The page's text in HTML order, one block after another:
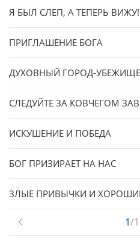
Я БЫЛ СЛЕП, А ТЕПЕРЬ ВИЖУ!
ПРИГЛАШЕНИЕ БОГА
ДУХОВНЫЙ ГОРОД-
СЛЕДУЙТЕ ЗА КОВЧЕГОМ
ИСКУШЕНИЕ И ПОБЕДА
БОГ ПРИЗИРАЕТ НА НАС
ЗЛЫЕ ПРИВЫЧКИ И
1/